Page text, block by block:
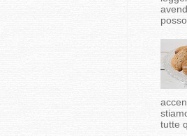
tutte